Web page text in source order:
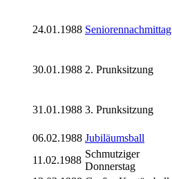
24.01.1988 Seniorennachmittag
30.01.1988 2. Prunksitzung
31.01.1988 3. Prunksitzung
06.02.1988 Jubiläumsball
11.02.1988
Schmutziger
Donnerstag